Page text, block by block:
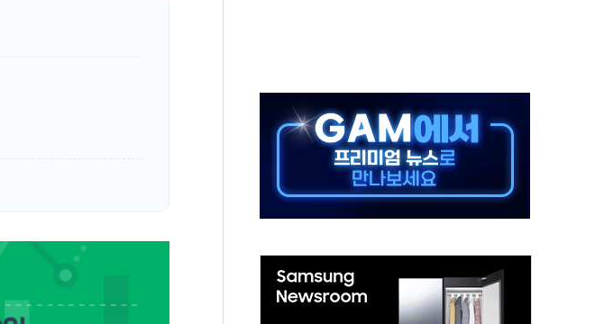
中 전방위 아파트 부양, 수도 베이징도 부동산 규제 철폐
인제 용대리 계곡서 수위 상승으로 피서객 7명 고립…전원 구조